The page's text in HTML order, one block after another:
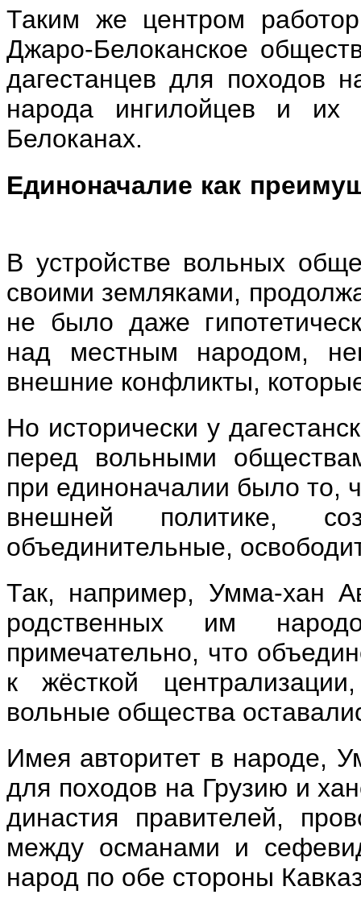
Таким же центром
Джаро-Белоканское
дагестанцев для походов
народа ингилойцев и их
Белоканах.
Единоначалие как
В устройстве вольных
своими земляками,
не было даже
над местным народом,
внешние конфликты,
Но исторически у
перед вольными
при единоначалии было то,
внешней политике,
объединительные,
Так, например, Умма-хан
родственных им
примечательно, что
к жёсткой
вольные общества
Имея авторитет в народе,
для походов на Грузию и
династия правителей,
между османами и
народ по обе стороны